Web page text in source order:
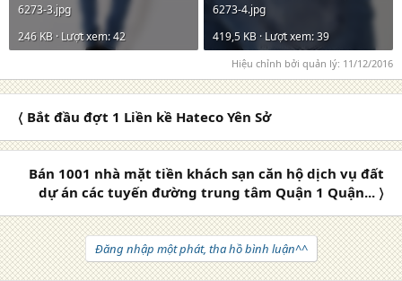
6273-3.jpg
246 KB · Lượt xem: 42
6273-4.jpg
419,5 KB · Lượt xem: 39
Hiệu chỉnh bởi quản lý: 11/12/2016
〈 Bắt đầu đợt 1 Liền kề Hateco Yên Sở
Bán 1001 nhà mặt tiền khách sạn căn hộ dịch vụ đất
dự án các tuyến đường trung tâm Quận 1 Quận... 〉
Đăng nhập một phát, tha hồ bình luận^^